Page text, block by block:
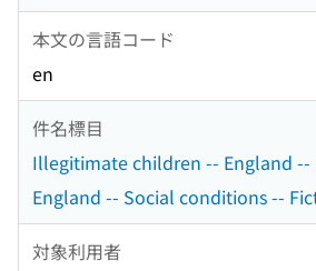
本文の言語コード
en
件名標目
Illegitimate children -- England --
England -- Social conditions --
対象利用者